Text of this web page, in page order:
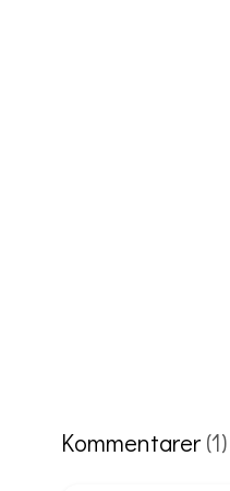
Kommentarer (1)